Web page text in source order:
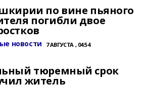
по вине пьяного
погибли двое
новости 7 АВГУСТА , 04:54
тюремный срок
житель